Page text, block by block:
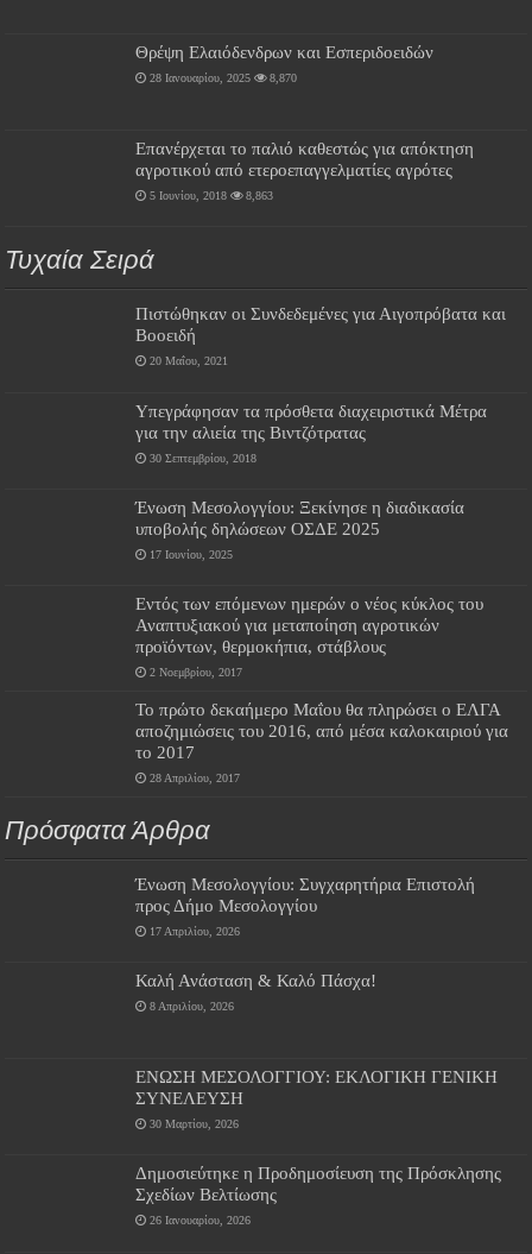
Θρέψη Ελαιόδενδρων και Εσπεριδοειδών
28 Ιανουαρίου, 2025 8,870
Επανέρχεται το παλιό καθεστώς για απόκτηση
αγροτικού από ετεροεπαγγελματίες αγρότες
5 Ιουνίου, 2018 8,863
Τυχαία Σειρά
Πιστώθηκαν οι Συνδεδεμένες για Αιγοπρόβατα και
Βοοειδή
20 Μαΐου, 2021
Υπεγράφησαν τα πρόσθετα διαχειριστικά Μέτρα
για την αλιεία της Βιντζότρατας
30 Σεπτεμβρίου, 2018
Ένωση Μεσολογγίου: Ξεκίνησε η διαδικασία
υποβολής δηλώσεων ΟΣΔΕ 2025
17 Ιουνίου, 2025
Εντός των επόμενων ημερών ο νέος κύκλος του
Αναπτυξιακού για μεταποίηση αγροτικών
προϊόντων, θερμοκήπια, στάβλους
2 Νοεμβρίου, 2017
Το πρώτο δεκαήμερο Μαΐου θα πληρώσει ο ΕΛΓΑ
αποζημιώσεις του 2016, από μέσα καλοκαιριού για
το 2017
28 Απριλίου, 2017
Πρόσφατα Άρθρα
Ένωση Μεσολογγίου: Συγχαρητήρια Επιστολή
προς Δήμο Μεσολογγίου
17 Απριλίου, 2026
Καλή Ανάσταση & Καλό Πάσχα!
8 Απριλίου, 2026
ΕΝΩΣΗ ΜΕΣΟΛΟΓΓΙΟΥ: ΕΚΛΟΓΙΚΗ ΓΕΝΙΚΗ
ΣΥΝΕΛΕΥΣΗ
30 Μαρτίου, 2026
Δημοσιεύτηκε η Προδημοσίευση της Πρόσκλησης
Σχεδίων Βελτίωσης
26 Ιανουαρίου, 2026